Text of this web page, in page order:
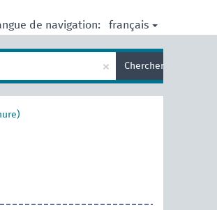
de navigation: français
× Chercher